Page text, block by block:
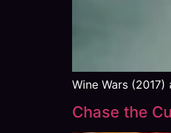
Wine Wars
Chase the